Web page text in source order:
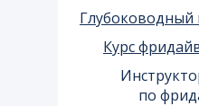
по
Курс
Глубоководный